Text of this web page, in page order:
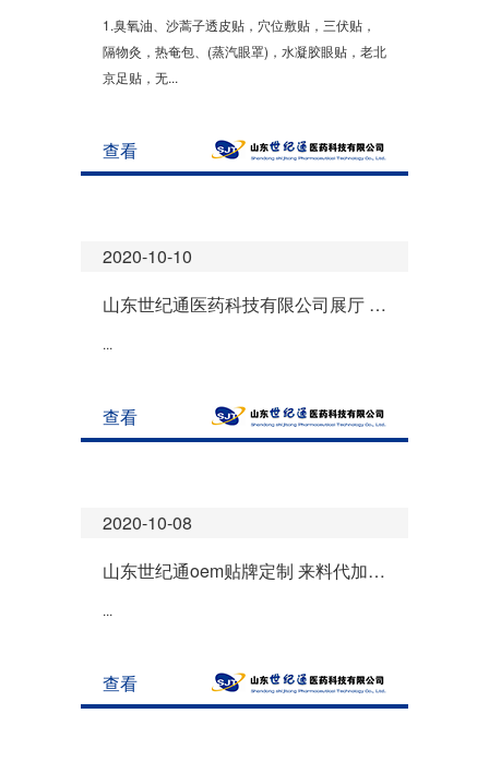
1.臭氧油、沙蒿子透皮贴，穴位敷贴，三伏贴，
隔物灸，热奄包、(蒸汽眼罩)，水凝胶眼贴，老北
京足贴，无...
查看
2020-10-10
山东世纪通医药科技有限公司展厅 欢迎参观！
...
查看
2020-10-08
山东世纪通oem贴牌定制 来料代加工总汇
...
查看